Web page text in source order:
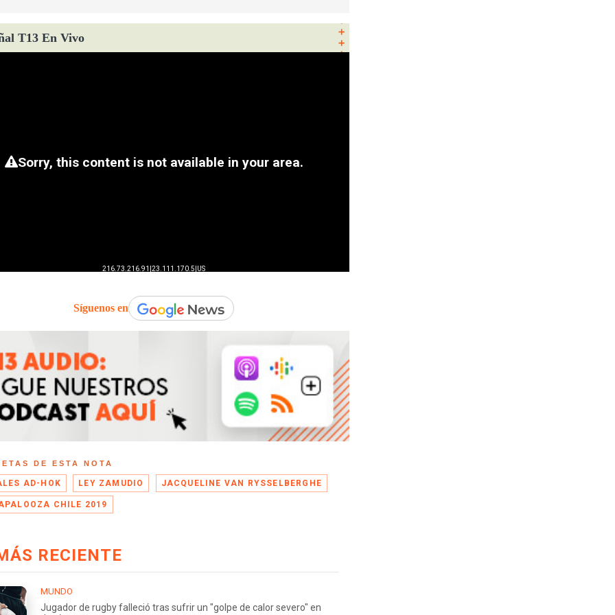
T13 En Vivo
Síguenos en
DE ESTA NOTA
AD-HOK LEY ZAMUDIO JACQUELINE VAN RYSSELBERGHE
CHILE 2019
RECIENTE
MUNDO
Jugador de rugby falleció tras sufrir un "golpe de calor severo" en